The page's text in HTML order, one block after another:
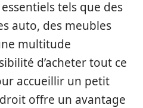
tels que des
auto, des meubles
multitude
d’acheter tout ce
accueillir un petit
offre un avantage